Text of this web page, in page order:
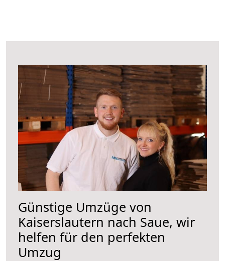
Günstige Umzüge von
Kaiserslautern nach Saue, wir
helfen für den perfekten
Umzug